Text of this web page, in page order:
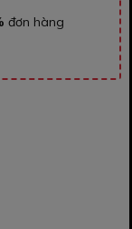
đơn hàng